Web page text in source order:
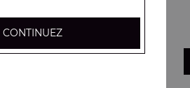
CONTINUEZ